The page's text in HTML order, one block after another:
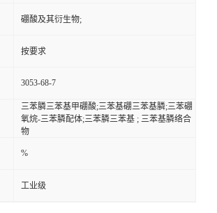
硼酸及其衍生物;
按要求
3053-68-7
三苯膦三苯基甲硼酸;三苯基硼三苯基膦;三苯硼
氧烷-三苯膦配体;三苯膦三苯基 ; 三苯基膦络合
物
%
工业级